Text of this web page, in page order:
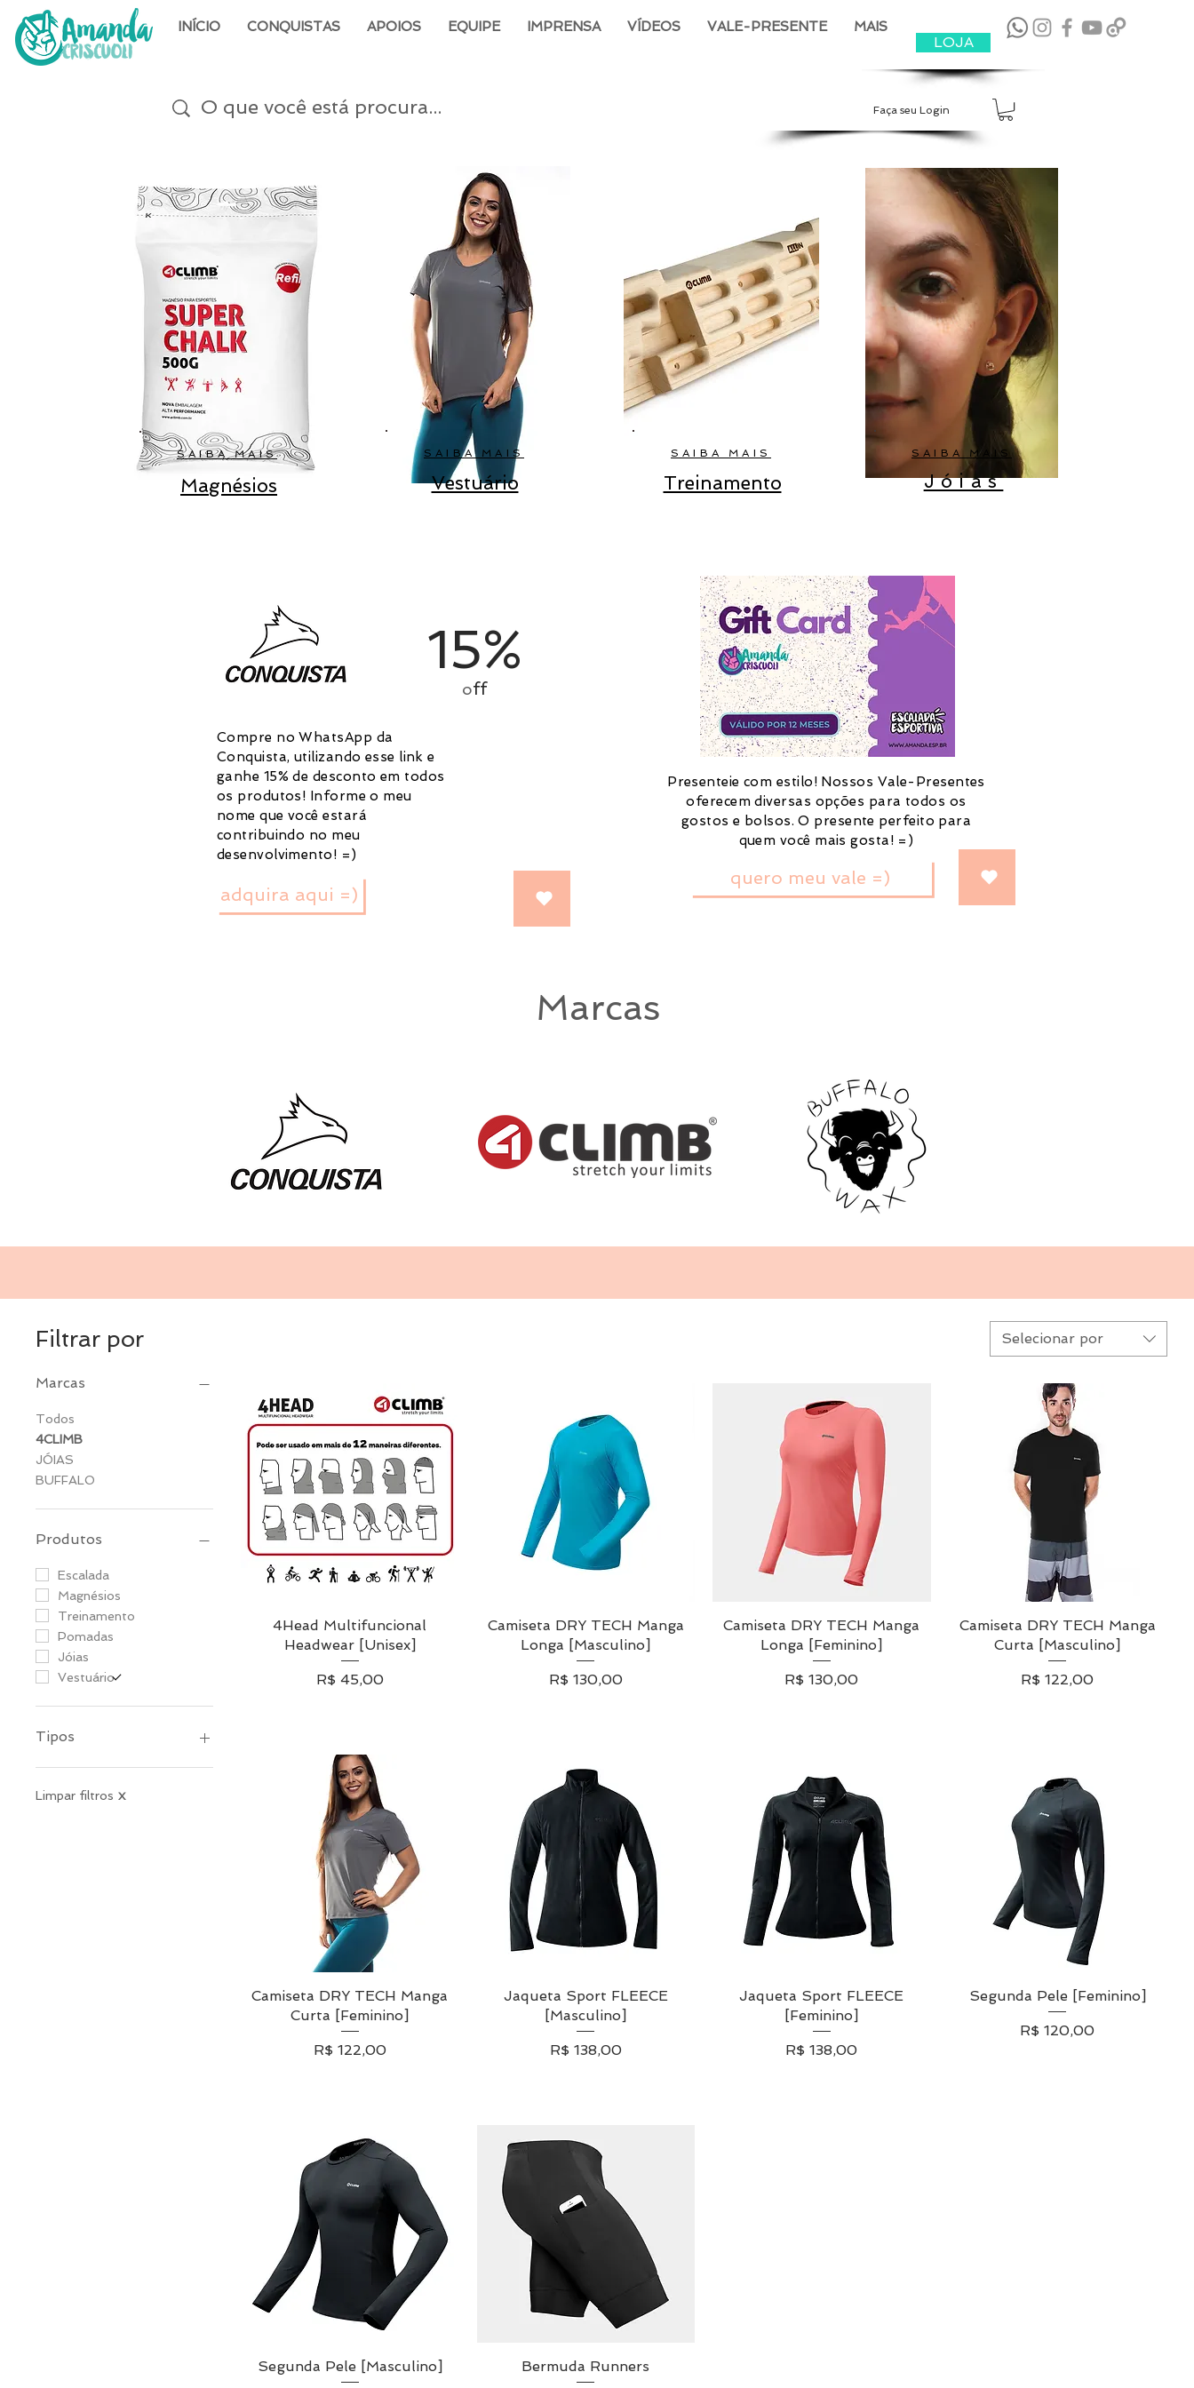
INÍCIO CONQUISTAS APOIOS EQUIPE IMPRENSA VÍDEOS VALE-PRESENTE MAIS
LOJA
Faça seu Login
SAIBA MAIS
Magnésios
SAIBA MAIS
Vestuário
SAIBA MAIS
Treinamento
SAIBA MAIS
Jóias
15%
off
Compre no WhatsApp da
Conquista, utilizando esse link e
ganhe 15% de desconto em todos
os produtos! Informe o meu
nome que você estará
contribuindo no meu
desenvolvimento! =)
adquira aqui =)
Presenteie com estilo! Nossos Vale-Presentes
oferecem diversas opções para todos os
gostos e bolsos. O presente perfeito para
quem você mais gosta! =)
quero meu vale =)
Marcas
Filtrar por
Marcas
Todos
4CLIMB
JÓIAS
BUFFALO
Produtos
Escalada
Magnésios
Treinamento
Pomadas
Jóias
Vestuário
Tipos
Meus Produtos
Novos
Limpar filtros X
Selecionar por
Visualização rápida
4Head Multifuncional
Headwear [Unisex]
Preço
R$ 45,00
Visualização rápida
Camiseta DRY TECH Manga
Longa [Masculino]
Preço
R$ 130,00
Visualização rápida
Camiseta DRY TECH Manga
Longa [Feminino]
Preço
R$ 130,00
Visualização rápida
Camiseta DRY TECH Manga
Curta [Masculino]
Preço
R$ 122,00
Visualização rápida
Camiseta DRY TECH Manga
Curta [Feminino]
Preço
R$ 122,00
Visualização rápida
Jaqueta Sport FLEECE
[Masculino]
Preço
R$ 138,00
Visualização rápida
Jaqueta Sport FLEECE
[Feminino]
Preço
R$ 138,00
Visualização rápida
Segunda Pele [Feminino]
Preço
R$ 120,00
Visualização rápida
Segunda Pele [Masculino] Visualização rápida
Bermuda Runners